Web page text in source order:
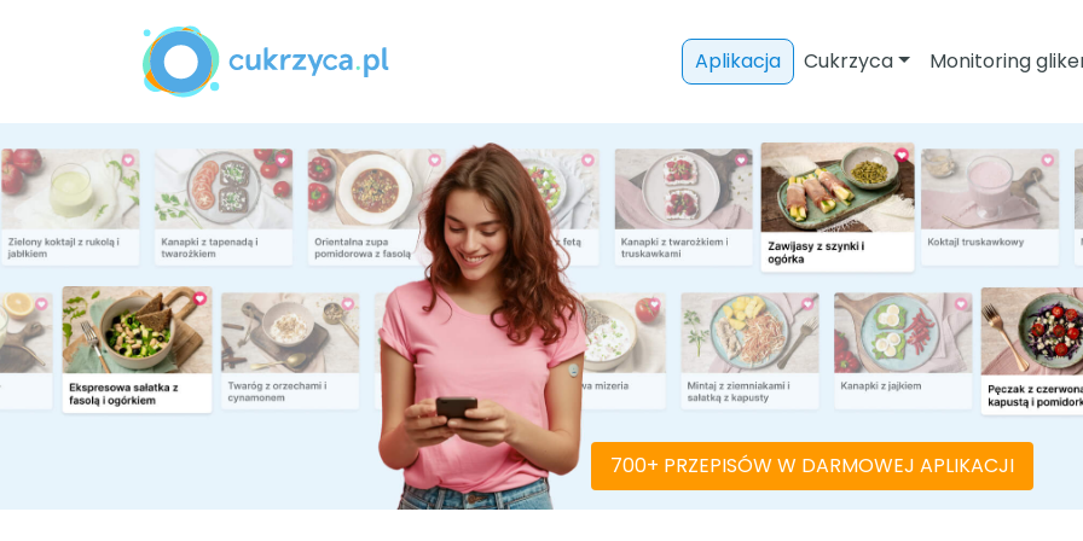
Aplikacja Cukrzyca Monitoring
700+ PRZEPISÓW W DARMOWEJ APLIKACJI